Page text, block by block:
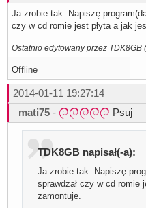
Ja zrobie tak: Napiszę
czy w cd romie jest płyta a jak
Ostatnio edytowany przez TDK8GB
Offline
2014-01-11 19:27:14
mati75 - Psuj
TDK8GB napisał(-a):
Ja zrobie tak: Napiszę
sprawdzał czy w cd romie
zamontuje.